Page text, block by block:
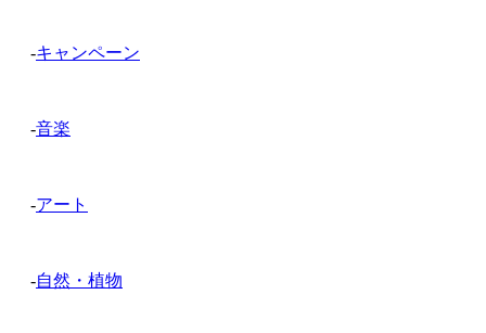
-キャンペーン
-音楽
-アート
-自然・植物